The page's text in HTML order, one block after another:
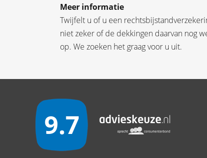
Meer informatie
Twijfelt u of u een
niet zeker of de dekkingen daarvan nog
op. We zoeken het graag voor u uit.
9.7